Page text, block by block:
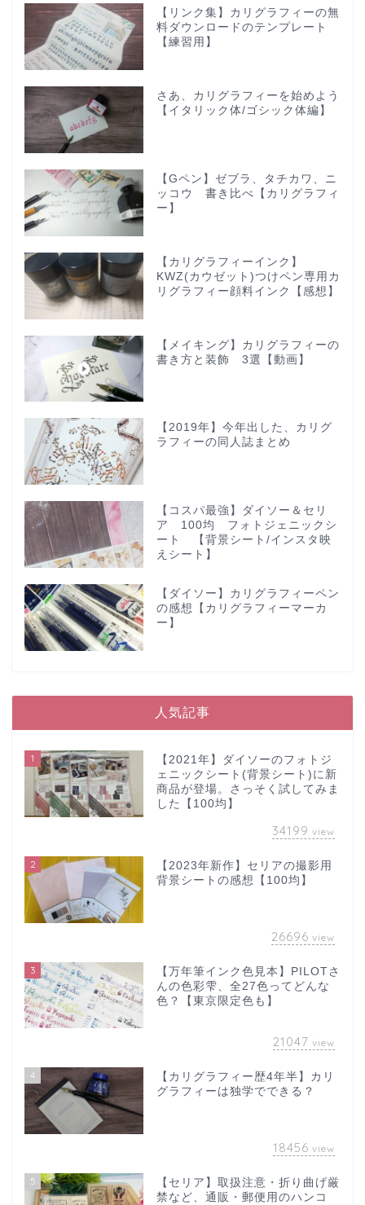
【リンク集】カリグラフィーの無
料ダウンロードのテンプレート
【練習用】
さあ、カリグラフィーを始めよう
【イタリック体/ゴシック体編】
【Gペン】ゼブラ、タチカワ、ニ
ッコウ 書き比べ【カリグラフィ
ー】
【カリグラフィーインク】
KWZ(カウゼット)つけペン専用カ
リグラフィー顔料インク【感想】
【メイキング】カリグラフィーの
書き方と装飾 3選【動画】
【2019年】今年出した、カリグ
ラフィーの同人誌まとめ
【コスパ最強】ダイソー＆セリ
ア 100均 フォトジェニックシ
ート 【背景シート/インスタ映
えシート】
【ダイソー】カリグラフィーペン
の感想【カリグラフィーマーカ
ー】
人気記事
1
【2021年】ダイソーのフォトジ
ェニックシート(背景シート)に新
商品が登場。さっそく試してみま
した【100均】
34199 view
2
【2023年新作】セリアの撮影用
背景シートの感想【100均】
26696 view
3
【万年筆インク色見本】PILOTさ
んの色彩雫、全27色ってどんな
色？【東京限定色も】
21047 view
4
【カリグラフィー歴4年半】カリ
グラフィーは独学でできる？
18456 view
5
【セリア】取扱注意・折り曲げ厳
禁など、通販・郵便用のハンコ